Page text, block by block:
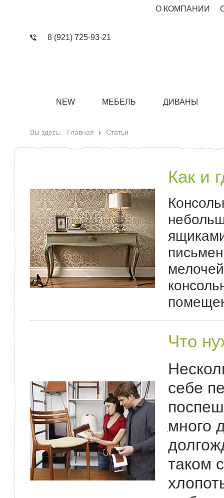
О КОМПАНИИ
8 (921) 725-93-21
NEW МЕБЕЛЬ ДИВАНЫ
Вы здесь: Главная Статьи
Как и
Что
себе
много
таком